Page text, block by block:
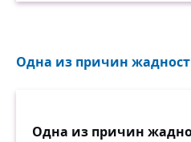
Не всё человечество
Но слово сказать — не
Она, как талант,
Одна из причин
Одна из причин